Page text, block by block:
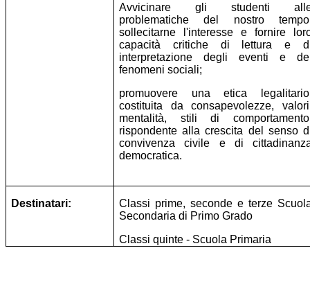
Avvicinare gli studenti
problematiche del nostro
sollecitarne l'interesse e fornire
capacità critiche di lettura e
interpretazione degli eventi e
fenomeni sociali;
promuovere una etica
costituita da consapevolezze,
mentalità, stili di
rispondente alla crescita del senso
convivenza civile e di
democratica.
Destinatari:
Classi prime, seconde e terze
Secondaria di Primo Grado
Classi quinte - Scuola Primaria